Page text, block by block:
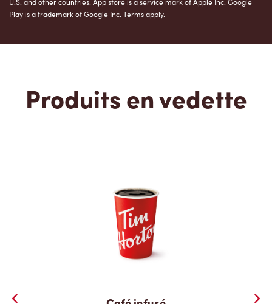
Play is a trademark of Google Inc. Terms apply.
Produits en vedette